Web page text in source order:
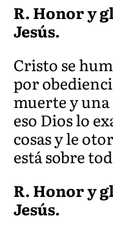
R. Honor y
Jesús.
Cristo se
por
muerte y
eso Dios lo
cosas y le
está sobre
R. Honor y
Jesús.